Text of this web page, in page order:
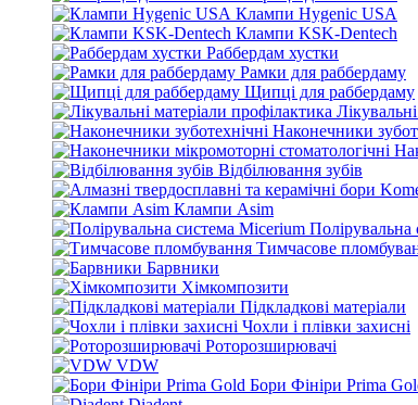
Клампи Hygenic USA
Клампи KSK-Dentech
Раббердам хустки
Рамки для раббердаму
Щипці для раббердаму
Наконечники
Відбілювання зубів
Клампи Asim
Тимчасове
Барвники
Хімкомпозити
Підкладкові матеріали
Чохли і плівки захисні
Роторозширювачі
VDW
Бори Фініри Prima